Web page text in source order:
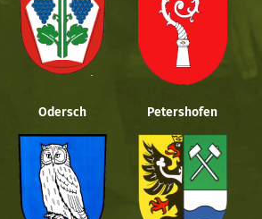
Odersch Petershofen